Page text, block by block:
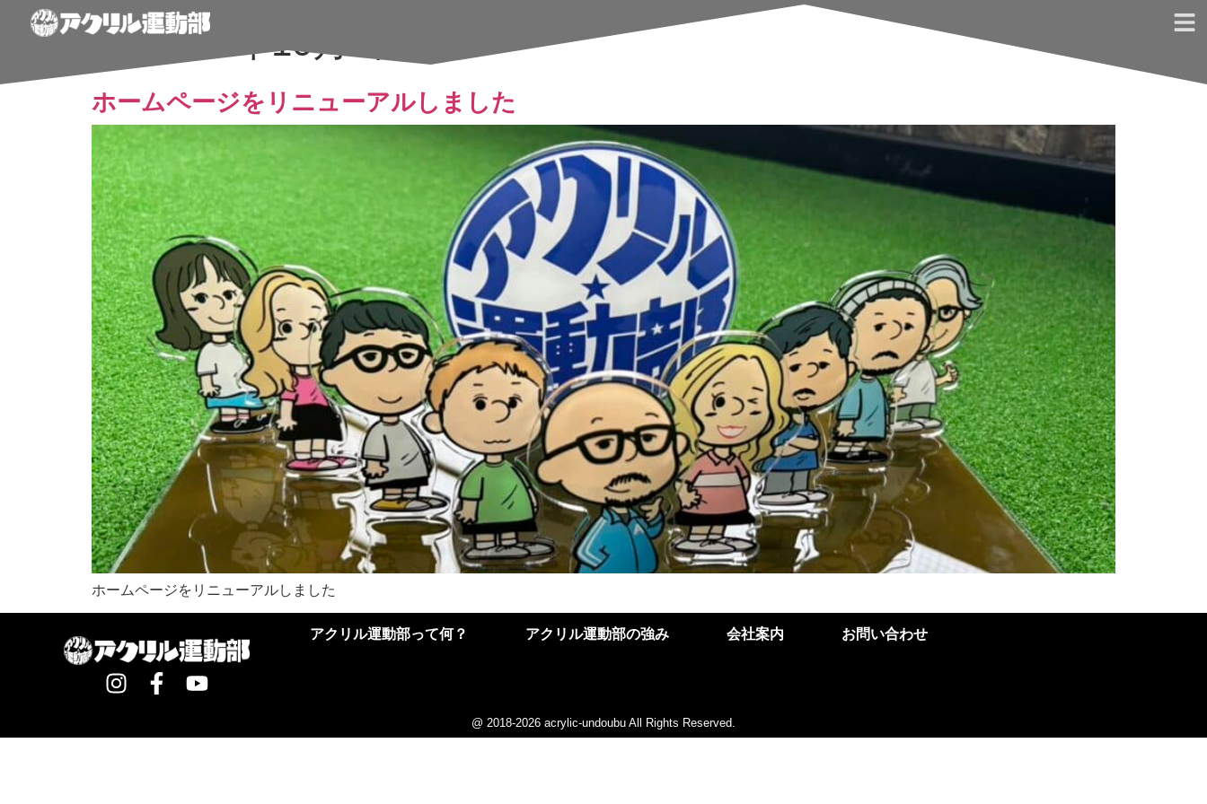
日:2024年10月9日
ホームページをリニューアルしました
ホームページをリニューアルしました
アクリル運動部って何？ アクリル運動部の強み 会社案内 お問い合わせ
@ 2018-2026 acrylic-undoubu All Rights Reserved.